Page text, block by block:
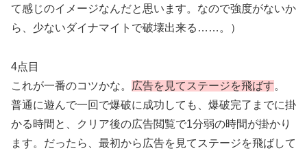
て感じのイメージなんだと思います。なので強度がないか
ら、少ないダイナマイトで破壊出来る……。）
4点目
これが一番のコツかな。
広告を見てステージを飛ばす。
普通に遊んで一回で爆破に成功しても、爆破完了までに掛
かる時間と、クリア後の広告閲覧で1分弱の時間が掛かり
ます。だったら、最初から広告を見てステージを飛ばして